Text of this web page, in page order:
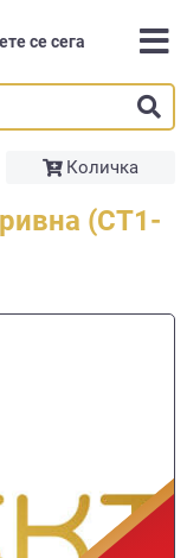
се сега
Количка
(СТ1-